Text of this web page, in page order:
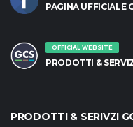
PAGINA UFFICIALE
OFFICIAL WEBSITE
PRODOTTI &
PRODOTTI & SERIVZI